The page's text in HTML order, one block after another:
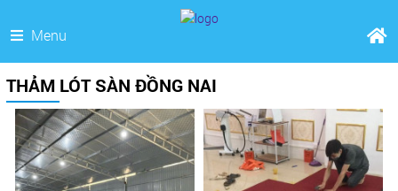
Menu
THẢM LÓT SÀN ĐỒNG NAI